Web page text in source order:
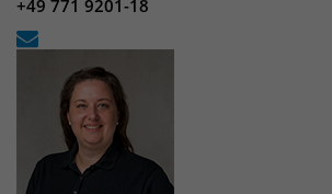
+49 771 9201-18